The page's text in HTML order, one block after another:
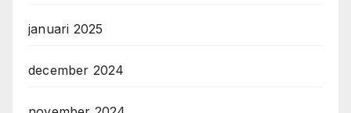
januari 2025
december 2024